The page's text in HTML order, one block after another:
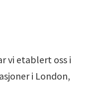
vi etablert oss i
i London,